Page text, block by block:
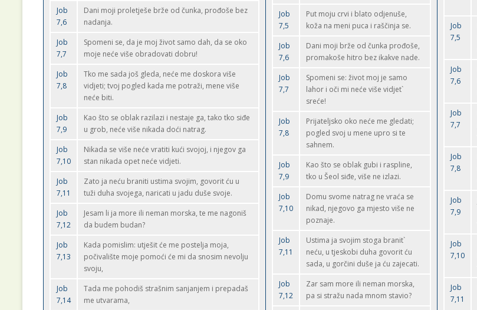
Job
7,6
Dani moji proletješe brže od čunka, prođoše bez
nadanja.
Job
7,7
Spomeni se, da je moj život samo dah, da se oko
moje neće više obradovati dobru!
Job
7,8
Tko me sada još gleda, neće me doskora više
vidjeti; tvoj pogled kada me potraži, mene više
neće biti.
Job
7,9
Kao što se oblak razilazi i nestaje ga, tako tko siđe
u grob, neće više nikada doći natrag.
Job
7,10
Nikada se više neće vratiti kući svojoj, i njegov ga
stan nikada opet neće vidjeti.
Job
7,11
Zato ja neću braniti ustima svojim, govorit ću u
tuži duha svojega, naricati u jadu duše svoje.
Job
7,12
Jesam li ja more ili neman morska, te me nagoniš
da budem budan?
Job
7,13
Kada pomislim: utješit će me postelja moja,
počivalište moje pomoći će mi da snosim nevolju
svoju,
Job
7,14
Tada me pohodiš strašnim sanjanjem i prepadaš
me utvarama,
Job
7,5
Put moju crvi i blato odjenuše,
koža na meni puca i raščinja se.
Job
7,6
Dani moji brže od čunka prođoše,
promakoše hitro bez ikakve nade.
Job
7,7
Spomeni se: život moj je samo
lahor i oči mi neće više vidjet`
sreće!
Job
7,8
Prijateljsko oko neće me gledati;
pogled svoj u mene upro si te
sahnem.
Job
7,9
Kao što se oblak gubi i raspline,
tko u Šeol siđe, više ne izlazi.
Job
7,10
Domu svome natrag ne vraća se
nikad, njegovo ga mjesto više ne
poznaje.
Job
7,11
Ustima ja svojim stoga branit`
neću, u tjeskobi duha govorit ću
sada, u gorčini duše ja ću zajecati.
Job
7,12
Zar sam more ili neman morska,
pa si stražu nada mnom stavio?
Job
7,5
Job
7,6
Job
7,7
Job
7,8
Job
7,9
Job
7,10
Job
7,11